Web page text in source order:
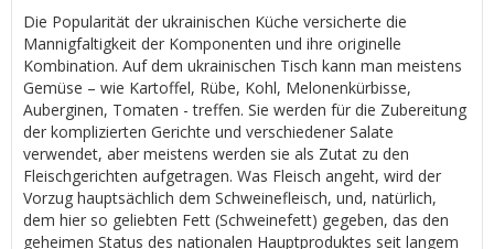
Die Popularität der ukrainischen Küche versicherte die
Mannigfaltigkeit der Komponenten und ihre originelle
Kombination. Auf dem ukrainischen Tisch kann man meistens
Gemüse – wie Kartoffel, Rübe, Kohl, Melonenkürbisse,
Auberginen, Tomaten - treffen. Sie werden für die Zubereitung
der komplizierten Gerichte und verschiedener Salate
verwendet, aber meistens werden sie als Zutat zu den
Fleischgerichten aufgetragen. Was Fleisch angeht, wird der
Vorzug hauptsächlich dem Schweinefleisch, und, natürlich,
dem hier so geliebten Fett (Schweinefett) gegeben, das den
geheimen Status des nationalen Hauptproduktes seit langem